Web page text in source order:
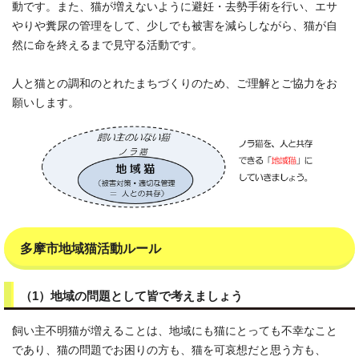
動です。また、猫が増えないように避妊・去勢手術を行い、エサ
やりや糞尿の管理をして、少しでも被害を減らしながら、猫が自
然に命を終えるまで見守る活動です。
人と猫との調和のとれたまちづくりのため、ご理解とご協力をお
願いします。
多摩市地域猫活動ルール
（1）地域の問題として皆で考えましょう
飼い主不明猫が増えることは、地域にも猫にとっても不幸なこと
であり、猫の問題でお困りの方も、猫を可哀想だと思う方も、